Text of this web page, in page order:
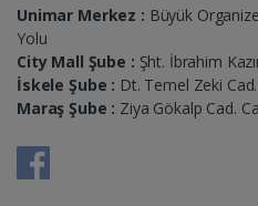
Unimar Merkez : Büyük
Yolu
City Mall Şube : Şht. İbrahim
İskele Şube : Dt. Temel Zeki
Maraş Şube : Ziya Gökalp Cad.